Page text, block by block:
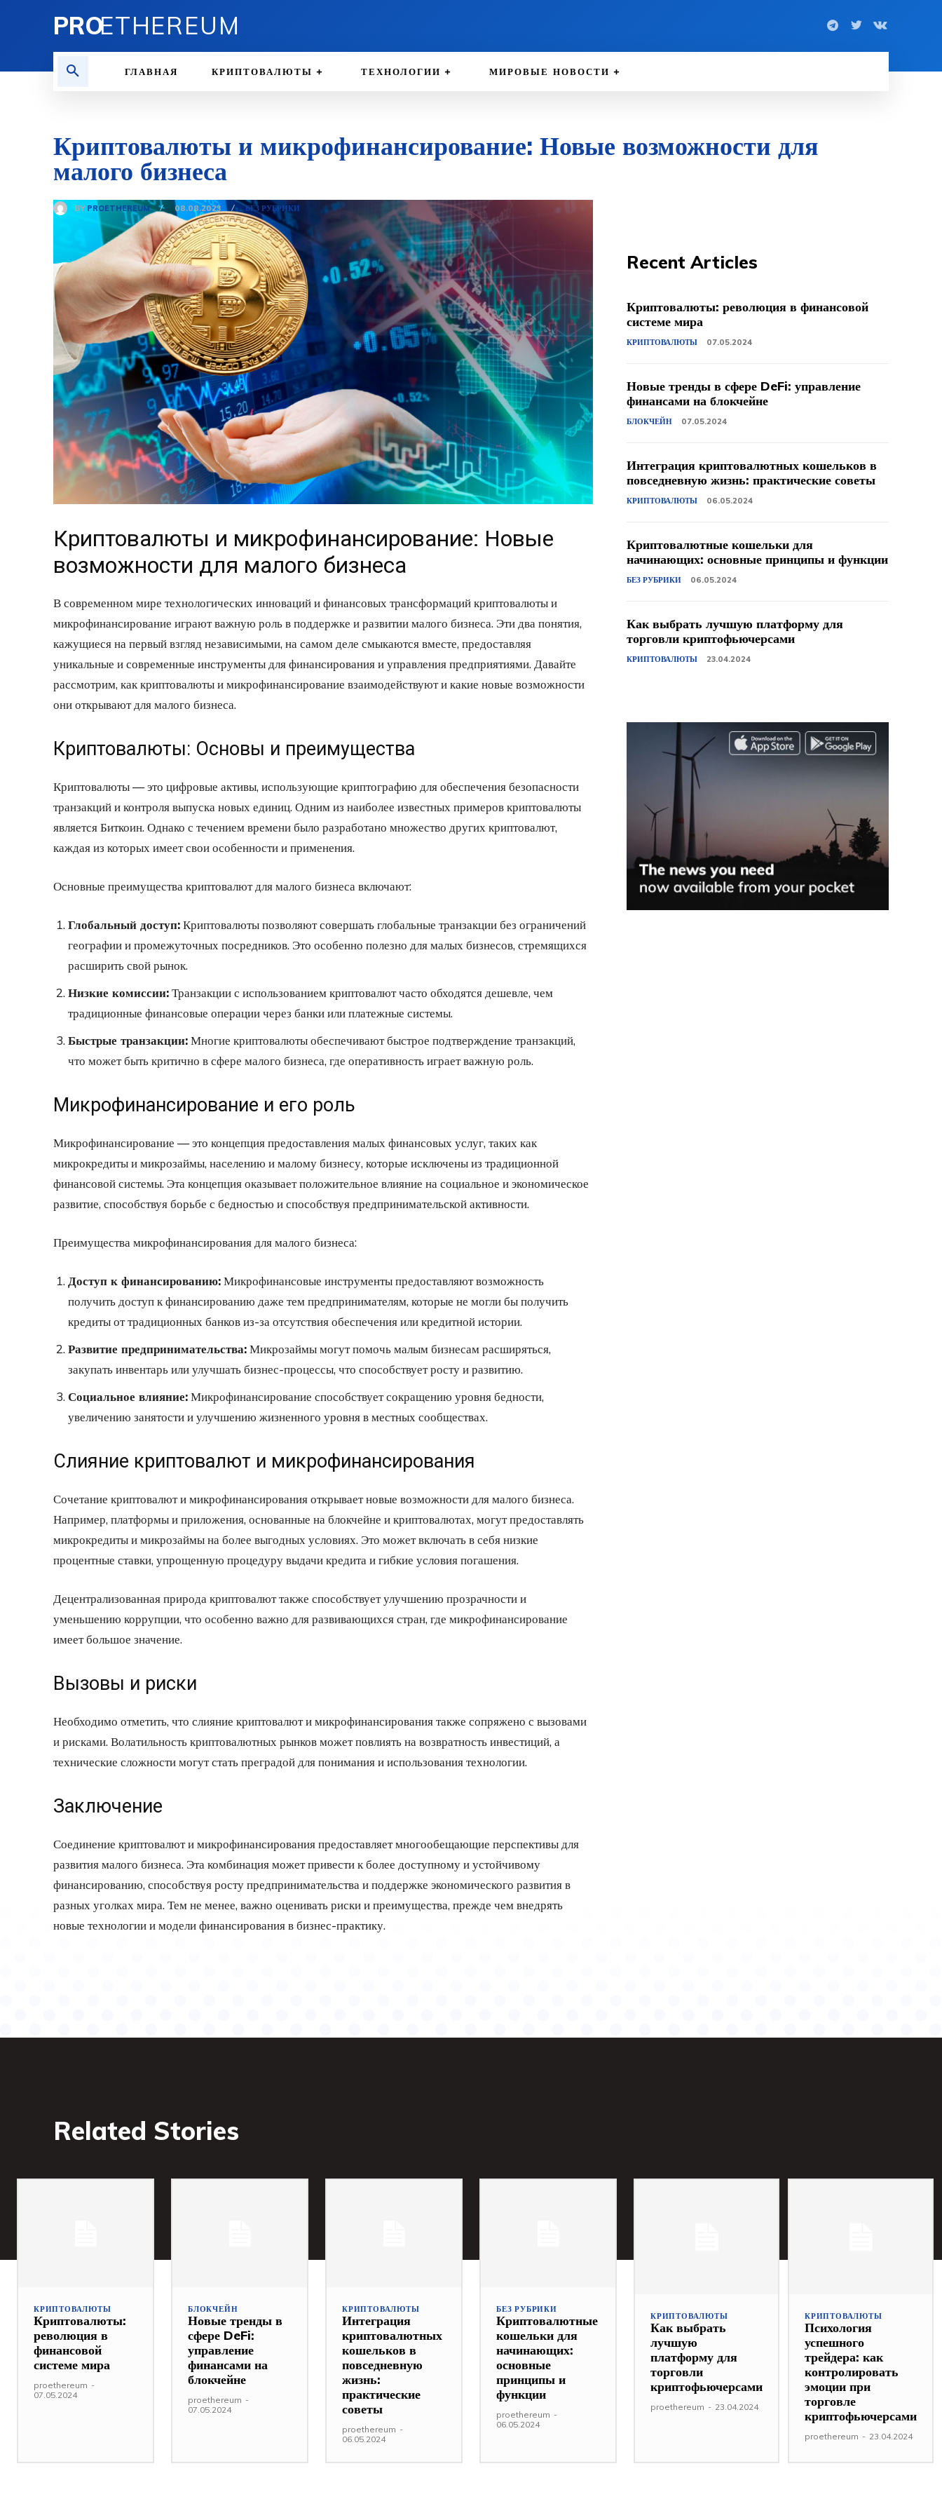
PROETHEREUM
ГЛАВНАЯ КРИПТОВАЛЮТЫ ТЕХНОЛОГИИ МИРОВЫЕ НОВОСТИ
Криптовалюты и микрофинансирование: Новые возможности для
малого бизнеса
BY PROETHEREUM 08.08.2023 БЕЗ РУБРИКИ
Криптовалюты и микрофинансирование: Новые
возможности для малого бизнеса
В современном мире технологических инноваций и финансовых трансформаций криптовалюты и
микрофинансирование играют важную роль в поддержке и развитии малого бизнеса. Эти два понятия,
кажущиеся на первый взгляд независимыми, на самом деле смыкаются вместе, предоставляя
уникальные и современные инструменты для финансирования и управления предприятиями. Давайте
рассмотрим, как криптовалюты и микрофинансирование взаимодействуют и какие новые возможности
они открывают для малого бизнеса.
Криптовалюты: Основы и преимущества
Криптовалюты — это цифровые активы, использующие криптографию для обеспечения безопасности
транзакций и контроля выпуска новых единиц. Одним из наиболее известных примеров криптовалюты
является Биткоин. Однако с течением времени было разработано множество других криптовалют,
каждая из которых имеет свои особенности и применения.
Основные преимущества криптовалют для малого бизнеса включают:
Глобальный доступ:Криптовалюты позволяют совершать глобальные транзакции без ограничений
географии и промежуточных посредников. Это особенно полезно для малых бизнесов, стремящихся
расширить свой рынок.
Низкие комиссии:Транзакции с использованием криптовалют часто обходятся дешевле, чем
традиционные финансовые операции через банки или платежные системы.
Быстрые транзакции:Многие криптовалюты обеспечивают быстрое подтверждение транзакций,
что может быть критично в сфере малого бизнеса, где оперативность играет важную роль.
Микрофинансирование и его роль
Микрофинансирование — это концепция предоставления малых финансовых услуг, таких как
микрокредиты и микрозаймы, населению и малому бизнесу, которые исключены из традиционной
финансовой системы. Эта концепция оказывает положительное влияние на социальное и экономическое
развитие, способствуя борьбе с бедностью и способствуя предпринимательской активности.
Преимущества микрофинансирования для малого бизнеса:
Доступ к финансированию:Микрофинансовые инструменты предоставляют возможность
получить доступ к финансированию даже тем предпринимателям, которые не могли бы получить
кредиты от традиционных банков из-за отсутствия обеспечения или кредитной истории.
Развитие предпринимательства:Микрозаймы могут помочь малым бизнесам расширяться,
закупать инвентарь или улучшать бизнес-процессы, что способствует росту и развитию.
Социальное влияние:Микрофинансирование способствует сокращению уровня бедности,
увеличению занятости и улучшению жизненного уровня в местных сообществах.
Слияние криптовалют и микрофинансирования
Сочетание криптовалют и микрофинансирования открывает новые возможности для малого бизнеса.
Например, платформы и приложения, основанные на блокчейне и криптовалютах, могут предоставлять
микрокредиты и микрозаймы на более выгодных условиях. Это может включать в себя низкие
процентные ставки, упрощенную процедуру выдачи кредита и гибкие условия погашения.
Децентрализованная природа криптовалют также способствует улучшению прозрачности и
уменьшению коррупции, что особенно важно для развивающихся стран, где микрофинансирование
имеет большое значение.
Вызовы и риски
Необходимо отметить, что слияние криптовалют и микрофинансирования также сопряжено с вызовами
и рисками. Волатильность криптовалютных рынков может повлиять на возвратность инвестиций, а
технические сложности могут стать преградой для понимания и использования технологии.
Заключение
Соединение криптовалют и микрофинансирования предоставляет многообещающие перспективы для
развития малого бизнеса. Эта комбинация может привести к более доступному и устойчивому
финансированию, способствуя росту предпринимательства и поддержке экономического развития в
разных уголках мира. Тем не менее, важно оценивать риски и преимущества, прежде чем внедрять
новые технологии и модели финансирования в бизнес-практику.
Recent Articles
Криптовалюты: революция в финансовой
системе мира
КРИПТОВАЛЮТЫ 07.05.2024
Новые тренды в сфере DeFi: управление
финансами на блокчейне
БЛОКЧЕЙН 07.05.2024
Интеграция криптовалютных кошельков в
повседневную жизнь: практические советы
КРИПТОВАЛЮТЫ 06.05.2024
Криптовалютные кошельки для
начинающих: основные принципы и функции
БЕЗ РУБРИКИ 06.05.2024
Как выбрать лучшую платформу для
торговли криптофьючерсами
КРИПТОВАЛЮТЫ 23.04.2024
Related Stories
КРИПТОВАЛЮТЫ
Криптовалюты:
революция в
финансовой
системе мира
proethereum -
07.05.2024
БЛОКЧЕЙН
Новые тренды в
сфере DeFi:
управление
финансами на
блокчейне
proethereum -
07.05.2024
КРИПТОВАЛЮТЫ
Интеграция
криптовалютных
кошельков в
повседневную
жизнь:
практические
советы
proethereum -
06.05.2024
БЕЗ РУБРИКИ
Криптовалютные
кошельки для
начинающих:
основные
принципы и
функции
proethereum -
06.05.2024
КРИПТОВАЛЮТЫ
Как выбрать
лучшую
платформу для
торговли
криптофьючерсами
proethereum - 23.04.2024
КРИПТОВАЛЮТЫ
Психология
успешного
трейдера: как
контролировать
эмоции при
торговле
криптофьючерсами
proethereum - 23.04.2024